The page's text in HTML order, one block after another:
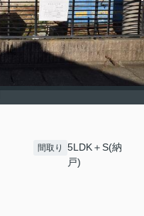
間取り
5LDK＋S(納
戸)